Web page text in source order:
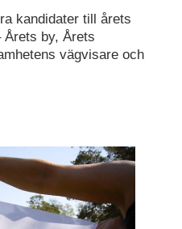
kandidater till årets
Årets by, Årets
vägvisare och